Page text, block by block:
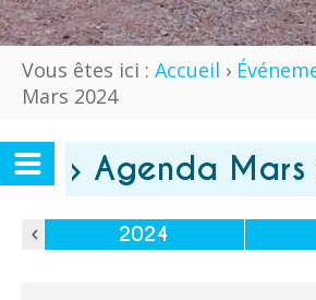
Vous êtes ici : Accueil ›
Mars 2024
› Agenda
2024